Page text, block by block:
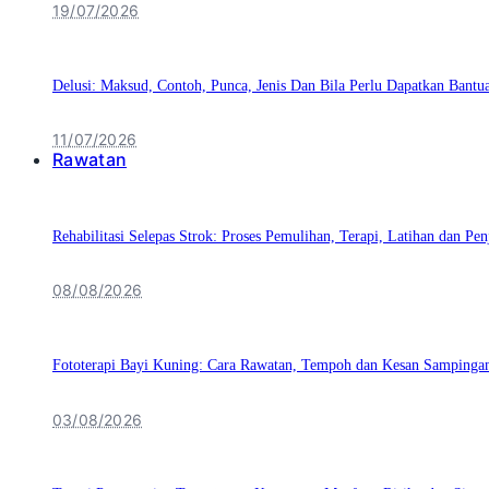
19/07/2026
Delusi: Maksud, Contoh, Punca, Jenis Dan Bila Perlu Dapatkan
11/07/2026
Rawatan
Rehabilitasi Selepas Strok: Proses Pemulihan, Terapi, Latihan dan
08/08/2026
Fototerapi Bayi Kuning: Cara Rawatan, Tempoh dan Kesan
03/08/2026